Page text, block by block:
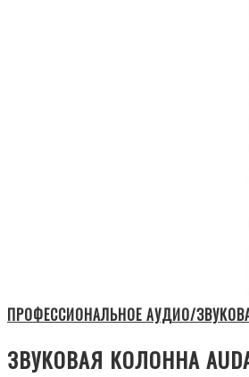
ПРОФЕССИОНАЛЬНОЕ АУДИО/
ЗВУКОВАЯ КОЛОННА